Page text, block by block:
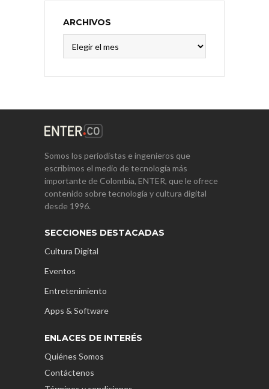
ARCHIVOS
Somos los periodistas e ingenieros que
escribimos el medio de tecnología más
importante de Colombia, ENTER, que le ofrece
contenido sobre tecnología y cultura digital
desde 1996.
SECCIONES DESTACADAS
Cultura Digital
Eventos
Entretenimiento
Apps & Software
ENLACES DE INTERÉS
Quiénes Somos
Contáctenos